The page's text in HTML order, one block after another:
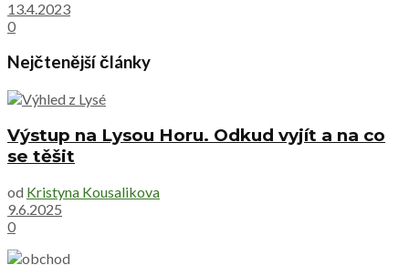
13.4.2023
0
Nejčtenější články
Výstup na Lysou Horu. Odkud vyjít a na co
se těšit
od Kristyna Kousalikova
9.6.2025
0